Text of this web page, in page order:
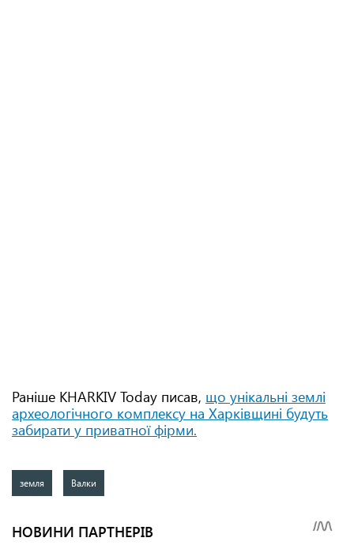
Раніше KHARKIV Today писав, що унікальні землі
археологічного комплексу на Харківщині будуть
забирати у приватної фірми.
земля Валки